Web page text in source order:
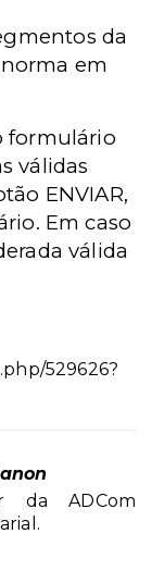
da
em
formulário
válidas
ENVIAR,
Em caso
válida
529626?
da ADCom